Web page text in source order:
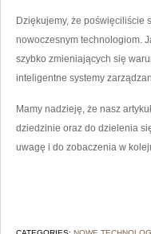
Dziękujemy, że poświęciliście
nowoczesnym technologiom.
szybko zmieniających się
inteligentne systemy
Mamy ​nadzieję, że nasz
dziedzinie⁤ oraz ⁤do dzielenia⁢
uwagę i do zobaczenia w